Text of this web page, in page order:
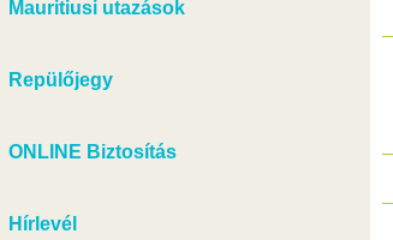
Mauritiusi utazások
Repülőjegy
ONLINE Biztosítás
Hírlevél